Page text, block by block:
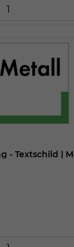
- Textschild |